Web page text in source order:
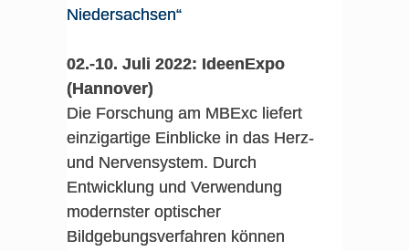
Niedersachsen“
02.-10. Juli 2022: IdeenExpo
(Hannover)
Die Forschung am MBExc liefert
einzigartige Einblicke in das Herz-
und Nervensystem. Durch
Entwicklung und Verwendung
modernster optischer
Bildgebungsverfahren können